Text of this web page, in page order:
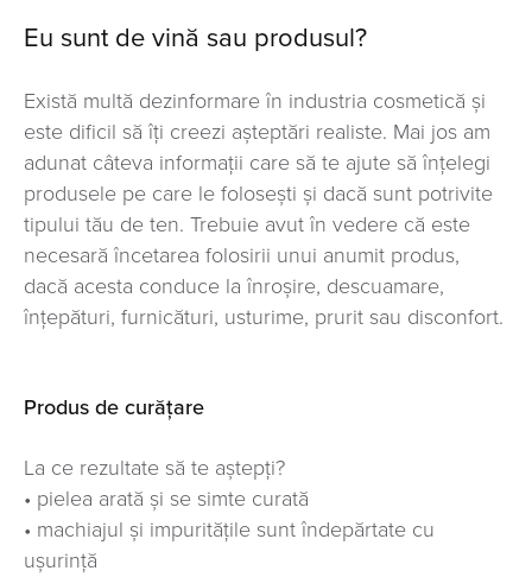
Eu sunt de vină sau produsul?
Există multă dezinformare în industria cosmetică și
este dificil să îți creezi așteptări realiste. Mai jos am
adunat câteva informații care să te ajute să înțelegi
produsele pe care le folosești și dacă sunt potrivite
tipului tău de ten. Trebuie avut în vedere că este
necesară încetarea folosirii unui anumit produs,
dacă acesta conduce la înroșire, descuamare,
înțepături, furnicături, usturime, prurit sau disconfort.
Produs de curățare
La ce rezultate să te aștepți?
• pielea arată și se simte curată
• machiajul și impuritățile sunt îndepărtate cu
ușurință